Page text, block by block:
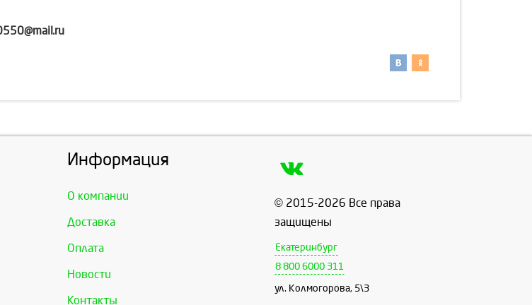
Информация
О компании
Доставка
Оплата
Новости
Контакты
© 2015-2026 Все права
защищены
Екатеринбург
8 800 6000 311
ул. Колмогорова, 5\3